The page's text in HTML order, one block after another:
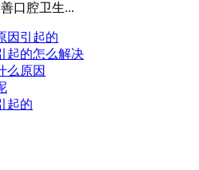
口腔卫生...
因引起的
起的怎么解决
么原因
起的